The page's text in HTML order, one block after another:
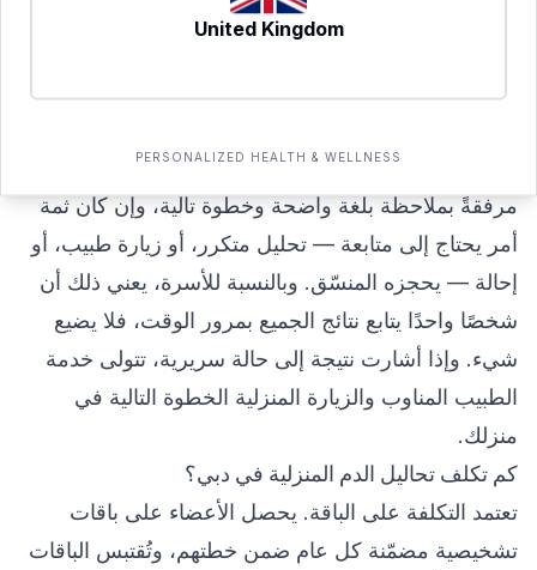
وحدك في منتصف الليل.
هذا هو الجانب الغائب عادةً. مع معظم خدمات الفحص
XLR8Well هو العكس تمامًا: تصل النتائج في مكان واحد
مرفقةً بملاحظة بلغة واضحة وخطوة تالية، وإن كان ثمة
أمر يحتاج إلى متابعة — تحليل متكرر، أو زيارة طبيب، أو
إحالة — يحجزه المنسّق. وبالنسبة للأسرة، يعني ذلك أن
شخصًا واحدًا يتابع نتائج الجميع بمرور الوقت، فلا يضيع
شيء. وإذا أشارت نتيجة إلى حالة سريرية، تتولى خدمة
الطبيب المناوب والزيارة المنزلية الخطوة التالية في
منزلك.
كم تكلف تحاليل الدم المنزلية في دبي؟
تعتمد التكلفة على الباقة. يحصل الأعضاء على باقات
تشخيصية مضمّنة كل عام ضمن خطتهم، وتُقتبس الباقات
United Kingdom
PERSONALIZED HEALTH & WELLNESS